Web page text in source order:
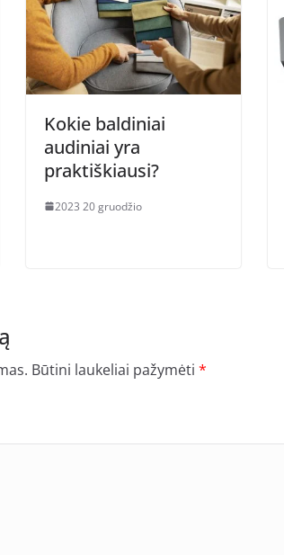
Kokie baldiniai
audiniai yra
praktiškiausi?
2023 20 gruodžio
Būtini laukeliai pažymėti *